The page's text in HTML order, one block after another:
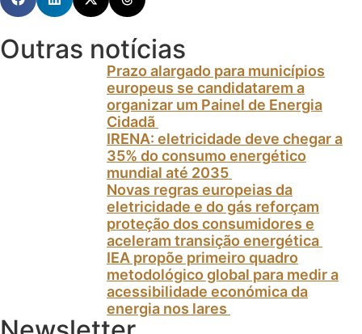
Outras notícias
Prazo alargado para municípios
europeus se candidatarem a
organizar um Painel de Energia
Cidadã
IRENA: eletricidade deve chegar a
35% do consumo energético
mundial até 2035
Novas regras europeias da
eletricidade e do gás reforçam
proteção dos consumidores e
aceleram transição energética
IEA propõe primeiro quadro
metodológico global para medir a
acessibilidade económica da
energia nos lares